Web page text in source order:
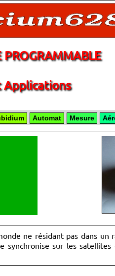
PROGRAMMABLE
Applications
Automat Mesure
ne résidant pas dans
sur les